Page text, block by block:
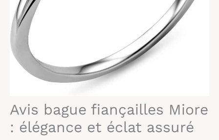
Avis bague fiançailles Miore
: élégance et éclat assuré